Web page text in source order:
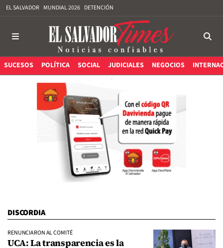
EL SALVADOR MUNDIAL 2026 DETENCIÓN
SUCESOS POLÍTICA SOCIAL JUDICIALES NEGOCIOS
DISCORDIA
RENUNCIARON AL COMITÉ
UCA: La transparencia es la